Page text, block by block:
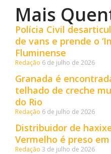
Mais
Polícia Civil
de vans e prende o
Fluminense
Redação 6 de julho de 2026
Granada é
telhado de creche
do Rio
Redação 6 de julho de 2026
Distribuidor de
Vermelho é preso
Redação 3 de julho de 2026